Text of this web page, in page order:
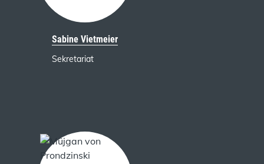
Sabine Vietmeier
Sekretariat